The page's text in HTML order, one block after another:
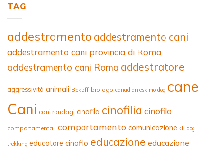
TAG
addestramento addestramento cani
addestramento cani provincia di Roma
addestramento cani Roma addestratore
aggressività animali Bekoff biologo canadian eskimo dog cane
Cani cani randagi cinofila cinofilia cinofilo
comportamentali comportamento comunicazione di dog
trekking educatore cinofilo educazione educazione